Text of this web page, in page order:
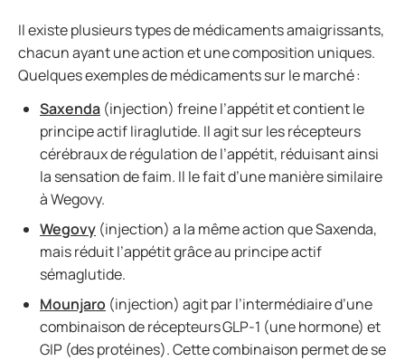
Il existe plusieurs types de médicaments amaigrissants,
chacun ayant une action et une composition uniques.
Quelques exemples de médicaments sur le marché :
Saxenda (injection) freine l’appétit et contient le
principe actif liraglutide. Il agit sur les récepteurs
cérébraux de régulation de l’appétit, réduisant ainsi
la sensation de faim. Il le fait d’une manière similaire
à Wegovy.
Wegovy (injection) a la même action que Saxenda,
mais réduit l’appétit grâce au principe actif
sémaglutide.
Mounjaro (injection) agit par l’intermédiaire d’une
combinaison de récepteurs GLP-1 (une hormone) et
GIP (des protéines). Cette combinaison permet de se